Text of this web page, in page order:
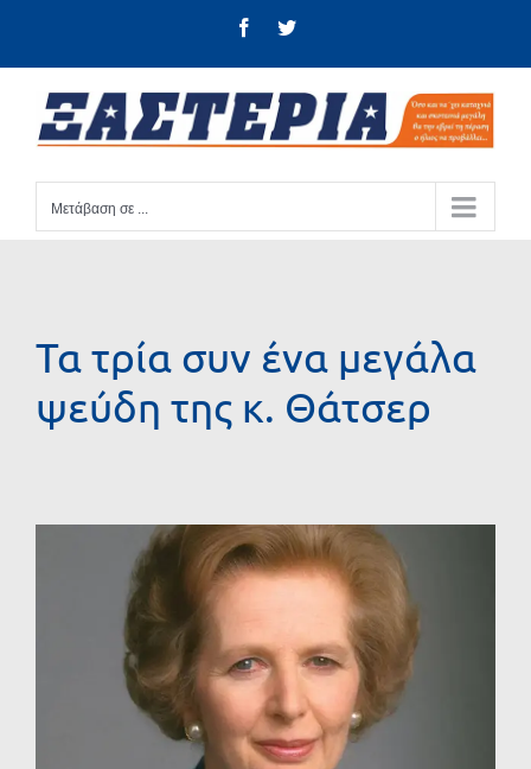
FacebookTwitter
Μετάβαση σε ...
Τα τρία συν ένα μεγάλα
ψεύδη της κ. Θάτσερ
μεγαλύτερης